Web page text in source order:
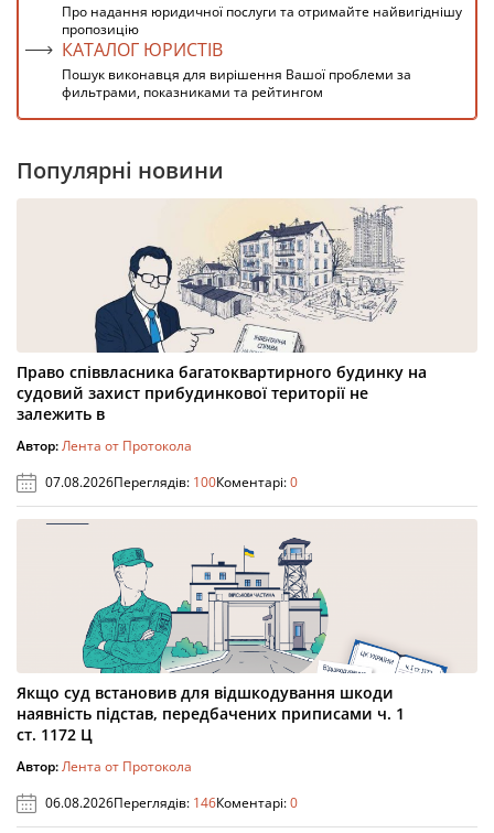
Про надання юридичної послуги та отримайте найвигіднішу
пропозицію
КАТАЛОГ ЮРИСТІВ
Пошук виконавця для вирішення Вашої проблеми за
фильтрами, показниками та рейтингом
Популярні новини
Право співвласника багатоквартирного будинку на
судовий захист прибудинкової території не
залежить в
Автор:Лента от Протокола
07.08.2026Переглядів: 100Коментарі:0
Якщо суд встановив для відшкодування шкоди
наявність підстав, передбачених приписами ч. 1
ст. 1172 Ц
Автор:Лента от Протокола
06.08.2026Переглядів: 146Коментарі:0